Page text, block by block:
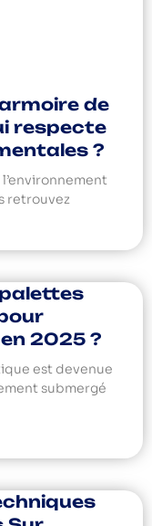
de
respecte
?
retrouvez
2025 ?
est devenue
submergé